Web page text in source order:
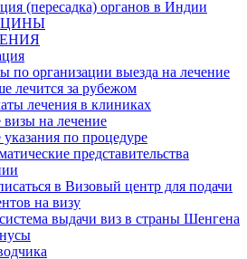
(пересадка) органов в Индии
по организации выезда на лечение
лечится за рубежом
лечения в клиниках
на лечение
по процедуре
представительства
в Визовый центр для подачи
на визу
выдачи виз в страны Шенгена